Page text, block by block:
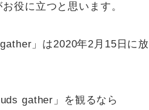
役に立つと思います。
」は2020年2月15日に
gather」を観るなら